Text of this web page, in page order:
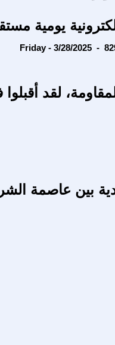
يومية
لقد أقبلوا
بين عاصمة